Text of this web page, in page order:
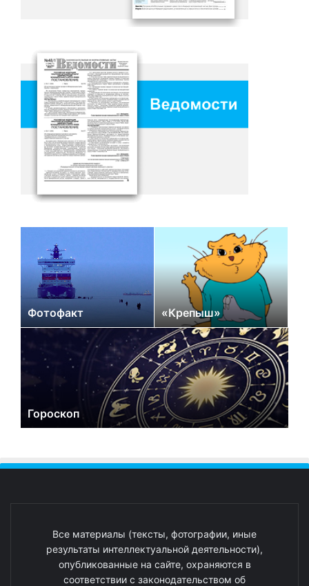
Фотофакт «Крепыш»
Гороскоп
Все материалы (тексты, фотографии, иные
результаты интеллектуальной деятельности),
опубликованные на сайте, охраняются в
соответствии с законодательством об